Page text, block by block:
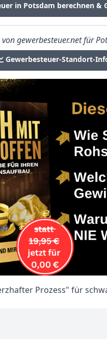
in Potsdam berechnen
von gewerbesteuer.net für
Gewerbesteuer-Standort-